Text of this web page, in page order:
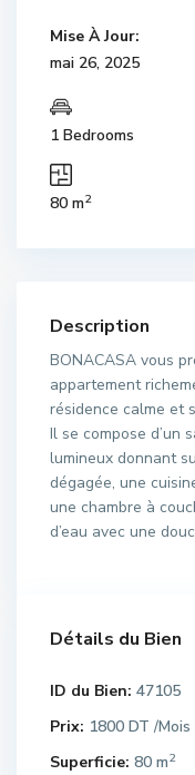
Mise À Jour:
mai 26, 2025
1 Bedrooms
80 m2
Description
BONACASA vous
appartement
résidence calme et
Il se compose d’un
lumineux donnant
dégagée, une
une chambre à
d’eau avec une
Détails du Bien
ID du Bien: 47105
Prix: 1800 DT /Mois
Superficie: 80 m2